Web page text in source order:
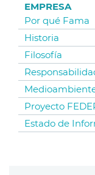
EMPRESA
Por qué Fama
Historia
Filosofía
Proyecto
Estado de